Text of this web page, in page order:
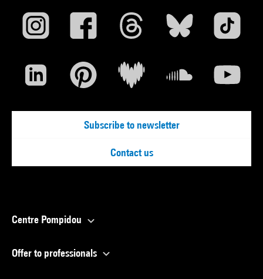
Subscribe to newsletter
Contact us
Centre Pompidou
Offer to professionals